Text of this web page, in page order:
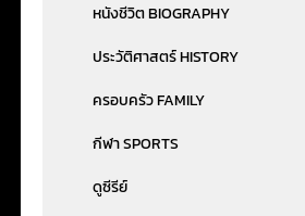
หนังชีวิต BIOGRAPHY
ประวัติศาสตร์ HISTORY
ครอบครัว FAMILY
กีฬา SPORTS
ดูซีรีย์